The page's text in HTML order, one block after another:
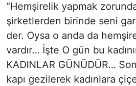
“Hemşirelik yapmak
şirketlerden birinde seni
der. Oysa o anda da
vardır… İşte O gün bu
KADINLAR GÜNÜDÜR…
kapı gezilerek kadınlara